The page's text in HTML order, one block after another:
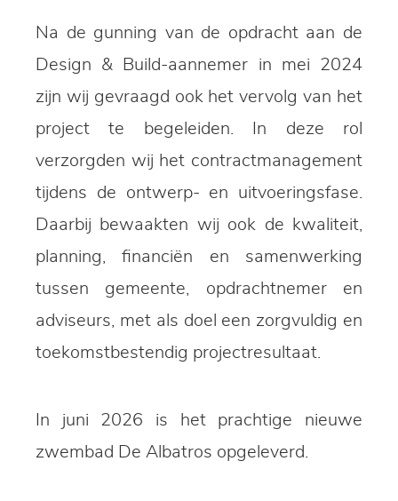
Na de gunning van de opdracht aan de
Design & Build-aannemer in mei 2024
zijn wij gevraagd ook het vervolg van het
project te begeleiden. In deze rol
verzorgden wij het contractmanagement
tijdens de ontwerp- en uitvoeringsfase.
Daarbij bewaakten wij ook de kwaliteit,
planning, financiën en samenwerking
tussen gemeente, opdrachtnemer en
adviseurs, met als doel een zorgvuldig en
toekomstbestendig projectresultaat.
In juni 2026 is het prachtige nieuwe
zwembad De Albatros opgeleverd.